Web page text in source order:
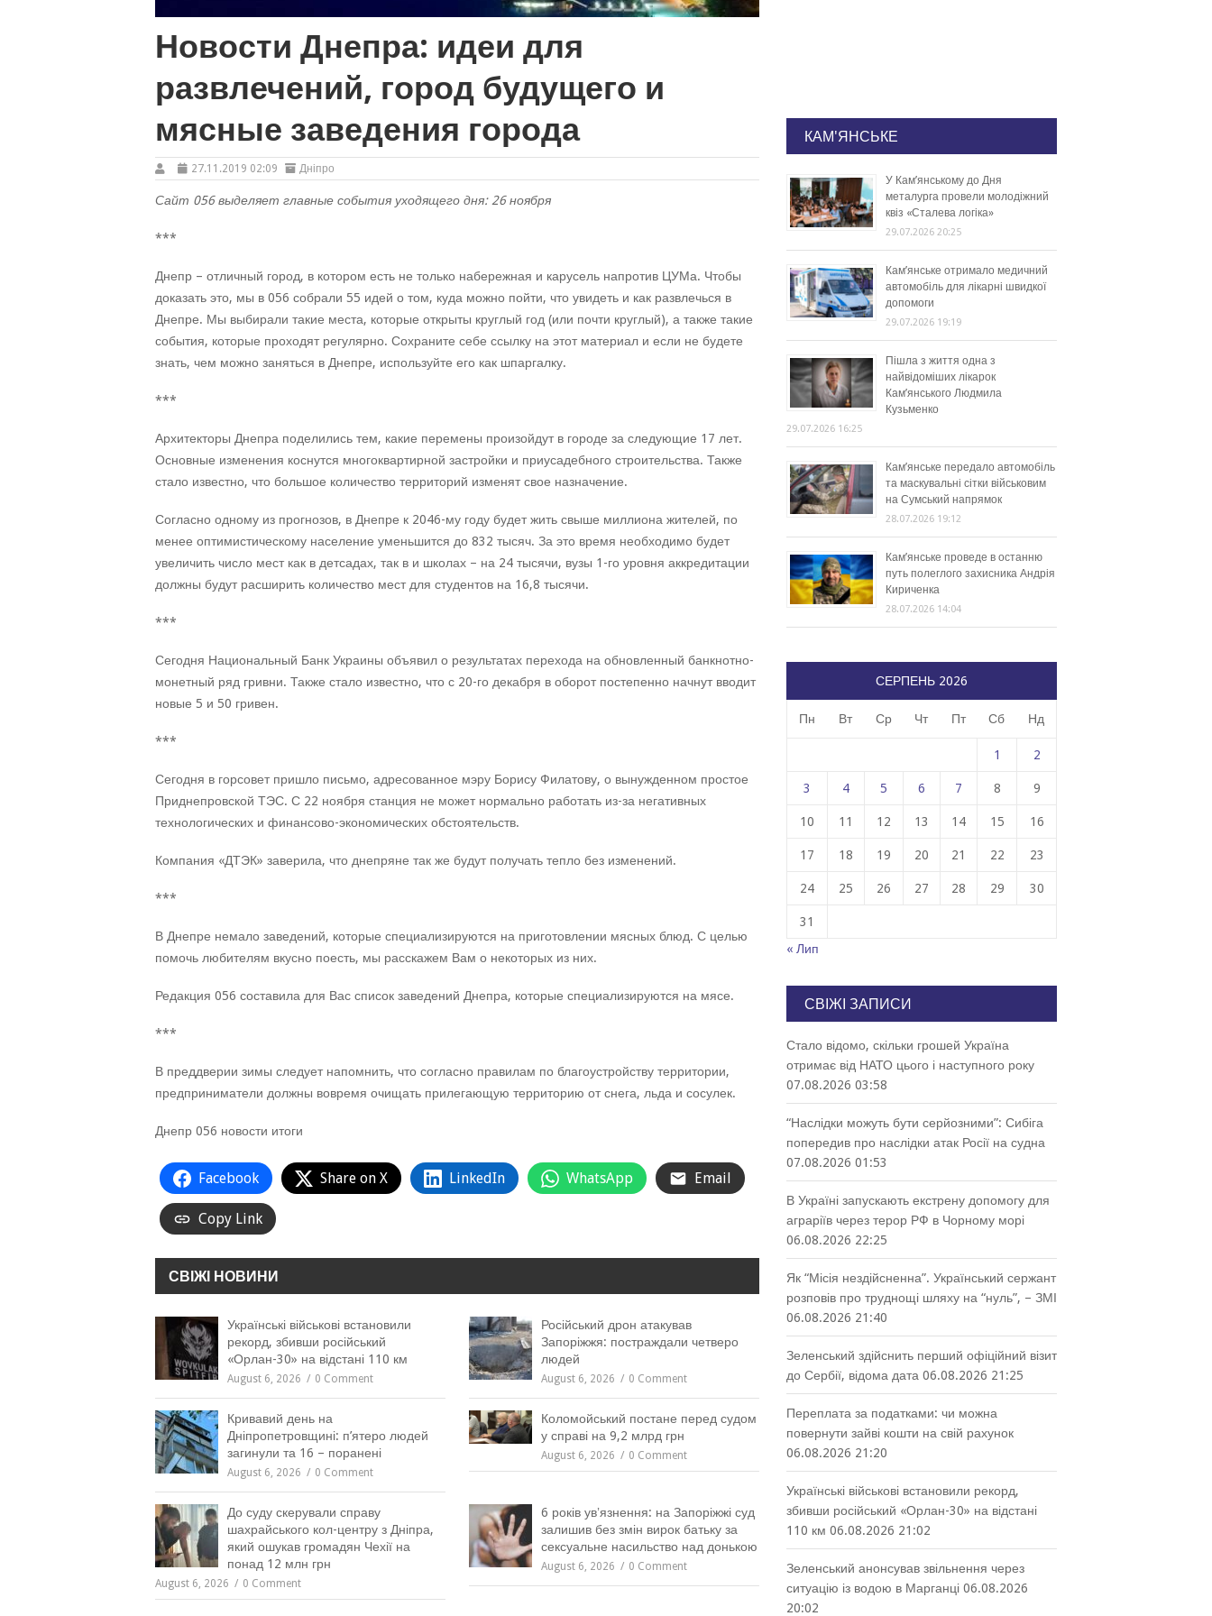
Новости Днепра: идеи для
развлечений, город будущего и
мясные заведения города
27.11.2019 02:09 Дніпро
Сайт 056 выделяет главные события уходящего дня: 26 ноября
***
Днепр – отличный город, в котором есть не только набережная и карусель напротив ЦУМа. Чтобы
доказать это, мы в 056 собрали 55 идей о том, куда можно пойти, что увидеть и как развлечься в
Днепре. Мы выбирали такие места, которые открыты круглый год (или почти круглый), а также такие
события, которые проходят регулярно. Сохраните себе ссылку на этот материал и если не будете
знать, чем можно заняться в Днепре, используйте его как шпаргалку.
***
Архитекторы Днепра поделились тем, какие перемены произойдут в городе за следующие 17 лет.
Основные изменения коснутся многоквартирной застройки и приусадебного строительства. Также
стало известно, что большое количество территорий изменят свое назначение.
Согласно одному из прогнозов, в Днепре к 2046-му году будет жить свыше миллиона жителей, по
менее оптимистическому население уменьшится до 832 тысяч. За это время необходимо будет
увеличить число мест как в детсадах, так в и школах – на 24 тысячи, вузы 1-го уровня аккредитации
должны будут расширить количество мест для студентов на 16,8 тысячи.
***
Сегодня Национальный Банк Украины объявил о результатах перехода на обновленный банкнотно-
монетный ряд гривни. Также стало известно, что с 20-го декабря в оборот постепенно начнут вводит
новые 5 и 50 гривен.
***
Сегодня в горсовет пришло письмо, адресованное мэру Борису Филатову, о вынужденном простое
Приднепровской ТЭС. С 22 ноября станция не может нормально работать из-за негативных
технологических и финансово-экономических обстоятельств.
Компания «ДТЭК» заверила, что днепряне так же будут получать тепло без изменений.
***
В Днепре немало заведений, которые специализируются на приготовлении мясных блюд. С целью
помочь любителям вкусно поесть, мы расскажем Вам о некоторых из них.
Редакция 056 составила для Вас список заведений Днепра, которые специализируются на мясе.
***
В преддверии зимы следует напомнить, что согласно правилам по благоустройству территории,
предприниматели должны вовремя очищать прилегающую территорию от снега, льда и сосулек.
Днепр 056 новости итоги
Facebook Share on X LinkedIn WhatsApp Email
Copy Link
СВІЖІ НОВИНИ
Українські військові встановили
рекорд, збивши російський
«Орлан-30» на відстані 110 км
August 6, 2026 0 Comment
Російський дрон атакував
Запоріжжя: постраждали четверо
людей
August 6, 2026 0 Comment
Кривавий день на
Дніпропетровщині: п’ятеро людей
загинули та 16 – поранені
August 6, 2026 0 Comment
Коломойський постане перед судом
у справі на 9,2 млрд грн
August 6, 2026 0 Comment
До суду скерували справу
шахрайського кол-центру з Дніпра,
який ошукав громадян Чехії на
понад 12 млн грн
August 6, 2026 0 Comment
6 років увʼязнення: на Запоріжжі суд
залишив без змін вирок батьку за
сексуальне насильство над донькою
August 6, 2026 0 Comment
КАМ'ЯНСЬКЕ
У Кам’янському до Дня
металурга провели молодіжний
квіз «Сталева логіка»
29.07.2026 20:25
Кам’янське отримало медичний
автомобіль для лікарні швидкої
допомоги
29.07.2026 19:19
Пішла з життя одна з
найвідоміших лікарок
Кам’янського Людмила
Кузьменко
29.07.2026 16:25
Кам’янське передало автомобіль
та маскувальні сітки військовим
на Сумський напрямок
28.07.2026 19:12
Кам’янське проведе в останню
путь полеглого захисника Андрія
Кириченка
28.07.2026 14:04
СЕРПЕНЬ 2026
Пн Вт Ср Чт Пт Сб Нд
1 2
3 4 5 6 7 8 9
10 11 12 13 14 15 16
17 18 19 20 21 22 23
24 25 26 27 28 29 30
31
« Лип
СВІЖІ ЗАПИСИ
Стало відомо, скільки грошей Україна
отримає від НАТО цього і наступного року
07.08.2026 03:58
“Наслідки можуть бути серйозними”: Сибіга
попередив про наслідки атак Росії на судна
07.08.2026 01:53
В Україні запускають екстрену допомогу для
аграріїв через терор РФ в Чорному морі
06.08.2026 22:25
Як “Місія нездійсненна”. Український сержант
розповів про труднощі шляху на “нуль”, – ЗМІ
06.08.2026 21:40
Зеленський здійснить перший офіційний візит
до Сербії, відома дата 06.08.2026 21:25
Переплата за податками: чи можна
повернути зайві кошти на свій рахунок
06.08.2026 21:20
Українські військові встановили рекорд,
збивши російський «Орлан-30» на відстані
110 км 06.08.2026 21:02
Зеленський анонсував звільнення через
ситуацію із водою в Марганці 06.08.2026
20:02